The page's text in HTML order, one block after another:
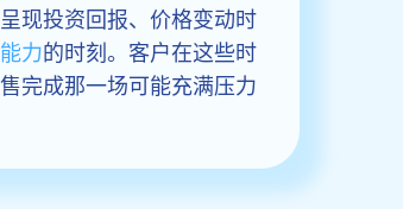
现投资回报、价格变动时
力的时刻。客户在这些时
完成那一场可能充满压力